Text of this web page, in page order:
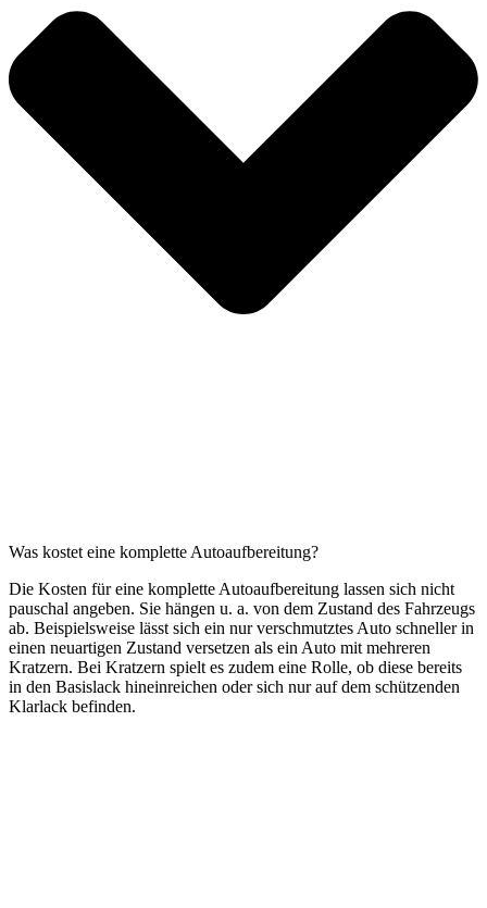
Was kostet eine komplette Autoaufbereitung?
Die Kosten für eine komplette Autoaufbereitung lassen sich nicht
pauschal angeben. Sie hängen u. a. von dem Zustand des Fahrzeugs
ab. Beispielsweise lässt sich ein nur verschmutztes Auto schneller in
einen neuartigen Zustand versetzen als ein Auto mit mehreren
Kratzern. Bei Kratzern spielt es zudem eine Rolle, ob diese bereits
in den Basislack hineinreichen oder sich nur auf dem schützenden
Klarlack befinden.